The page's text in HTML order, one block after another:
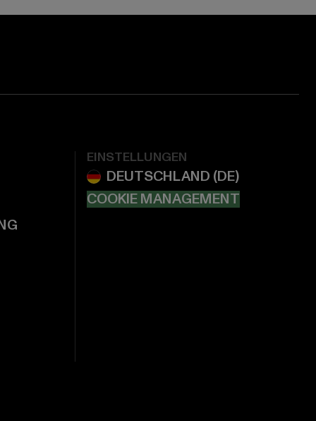
EINSTELLUNGEN
COOKIE MANAGEMENT